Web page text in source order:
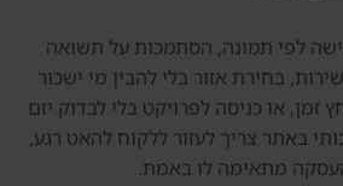
לפי תמונה, הסתמכות על תשואה
בחירת אזור בלי להבין מי ישכור
זמן, או כניסה לפרויקט בלי לבדוק יזם
באתר צריך לעזור ללקוח להאט רגע,
העסקה מתאימה לו באמת.